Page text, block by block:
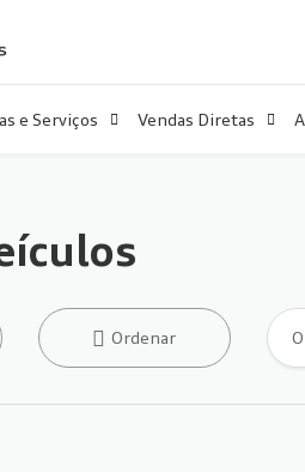
e Serviços Vendas Diretas
Ordenar